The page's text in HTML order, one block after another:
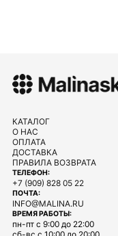
ТЕЛЕФОН:
+7 (909) 828 05 22
ПОЧТА:
INFO@MALINA.RU
ВРЕМЯ РАБОТЫ:
пн-пт с 9:00 до 22:00
КАТАЛОГ
О НАС
ОПЛАТА
ДОСТАВКА
ПРАВИЛА ВОЗВРАТА